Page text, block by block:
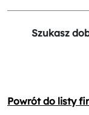
Szukasz
Powrót do listy